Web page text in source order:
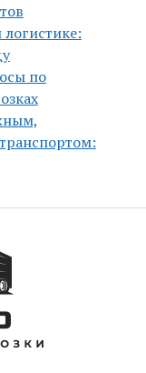
по